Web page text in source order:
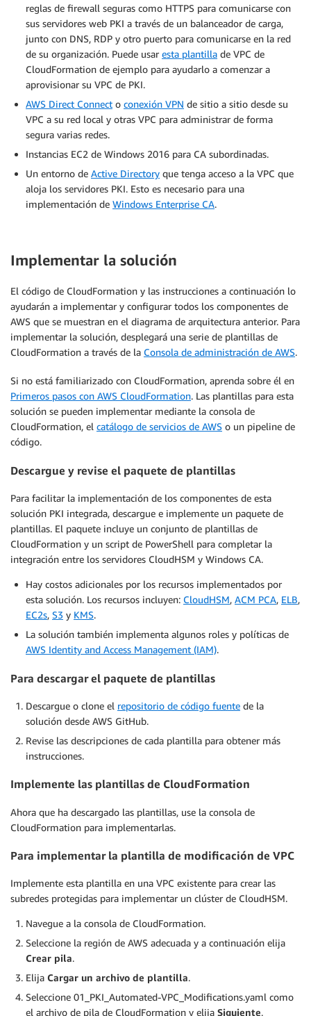
reglas de firewall seguras como HTTPS para comunicarse con
sus servidores web PKI a través de un balanceador de carga,
junto con DNS, RDP y otro puerto para comunicarse en la red
de su organización. Puede usar esta plantilla de VPC de
CloudFormation de ejemplo para ayudarlo a comenzar a
aprovisionar su VPC de PKI.
AWS Direct Connect o conexión VPN de sitio a sitio desde su
VPC a su red local y otras VPC para administrar de forma
segura varias redes.
Instancias EC2 de Windows 2016 para CA subordinadas.
Un entorno de Active Directory que tenga acceso a la VPC que
aloja los servidores PKI. Esto es necesario para una
implementación de Windows Enterprise CA.
Implementar la solución
El código de CloudFormation y las instrucciones a continuación lo
ayudarán a implementar y configurar todos los componentes de
AWS que se muestran en el diagrama de arquitectura anterior. Para
implementar la solución, desplegará una serie de plantillas de
CloudFormation a través de la Consola de administración de AWS.
Si no está familiarizado con CloudFormation, aprenda sobre él en
Primeros pasos con AWS CloudFormation. Las plantillas para esta
solución se pueden implementar mediante la consola de
CloudFormation, el catálogo de servicios de AWS o un pipeline de
código.
Descargue y revise el paquete de plantillas
Para facilitar la implementación de los componentes de esta
solución PKI integrada, descargue e implemente un paquete de
plantillas. El paquete incluye un conjunto de plantillas de
CloudFormation y un script de PowerShell para completar la
integración entre los servidores CloudHSM y Windows CA.
Hay costos adicionales por los recursos implementados por
esta solución. Los recursos incluyen: CloudHSM, ACM PCA, ELB,
EC2s, S3 y KMS.
La solución también implementa algunos roles y políticas de
AWS Identity and Access Management (IAM).
Para descargar el paquete de plantillas
Descargue o clone el repositorio de código fuente de la
solución desde AWS GitHub.
Revise las descripciones de cada plantilla para obtener más
instrucciones.
Implemente las plantillas de CloudFormation
Ahora que ha descargado las plantillas, use la consola de
CloudFormation para implementarlas.
Para implementar la plantilla de modificación de VPC
Implemente esta plantilla en una VPC existente para crear las
subredes protegidas para implementar un clúster de CloudHSM.
Navegue a la consola de CloudFormation.
Seleccione la región de AWS adecuada y a continuación elija
Crear pila.
Elija Cargar un archivo de plantilla.
Seleccione 01_PKI_Automated-VPC_Modifications.yaml como
el archivo de pila de CloudFormation y elija Siguiente.